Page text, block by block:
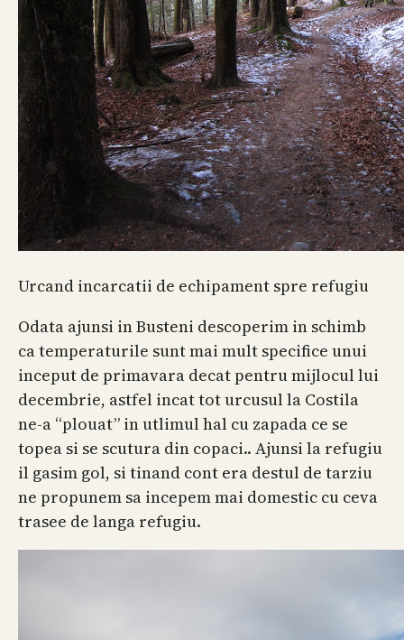
Urcand incarcatii de echipament spre refugiu
Odata ajunsi in Busteni descoperim in schimb
ca temperaturile sunt mai mult specifice unui
inceput de primavara decat pentru mijlocul lui
decembrie, astfel incat tot urcusul la Costila
ne-a “plouat” in utlimul hal cu zapada ce se
topea si se scutura din copaci.. Ajunsi la refugiu
il gasim gol, si tinand cont era destul de tarziu
ne propunem sa incepem mai domestic cu ceva
trasee de langa refugiu.